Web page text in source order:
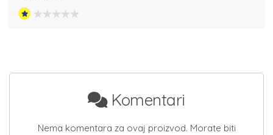
Komentari
Nema komentara za ovaj proizvod. Morate biti